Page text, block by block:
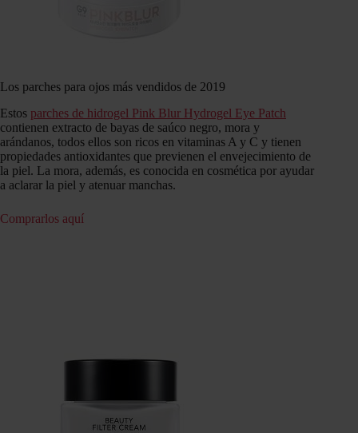
Los parches para ojos más vendidos de 2019
Estos parches de hidrogel Pink Blur Hydrogel Eye Patch
contienen extracto de bayas de saúco negro, mora y
arándanos, todos ellos son ricos en vitaminas A y C y tienen
propiedades antioxidantes que previenen el envejecimiento de
la piel. La mora, además, es conocida en cosmética por ayudar
a aclarar la piel y atenuar manchas.
Comprarlos aquí